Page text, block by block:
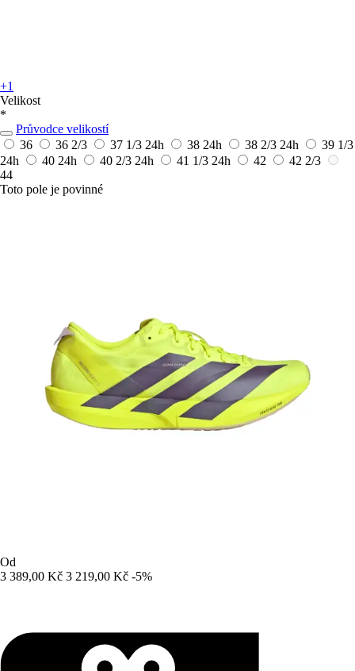
+1
Velikost
*
Průvodce velikostí
36
36 2/3 37 1/3 24h 38 24h 38 2/3 24h
39 1/3
24h
40 24h 40 2/3 24h 41 1/3 24h 42
42 2/3
44
Toto pole je povinné
Od
3 389,00 Kč 3 219,00 Kč -5%